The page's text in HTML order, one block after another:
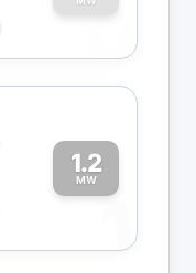
0
1.2
MW
1